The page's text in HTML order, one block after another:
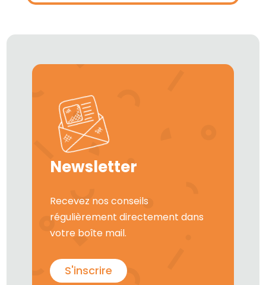
Newsletter
Recevez nos conseils
régulièrement directement dans
votre boîte mail.
S'inscrire